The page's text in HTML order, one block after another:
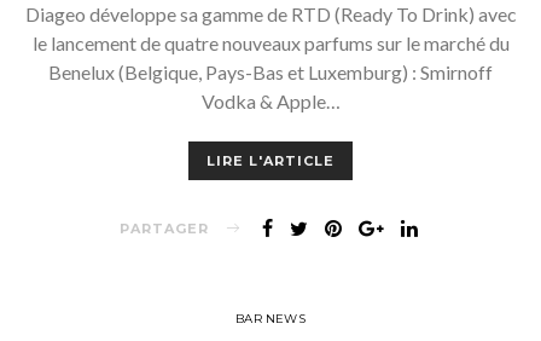
Diageo développe sa gamme de RTD (Ready To Drink) avec
le lancement de quatre nouveaux parfums sur le marché du
Benelux (Belgique, Pays-Bas et Luxemburg) : Smirnoff
Vodka & Apple…
LIRE L'ARTICLE
PARTAGER
BAR NEWS